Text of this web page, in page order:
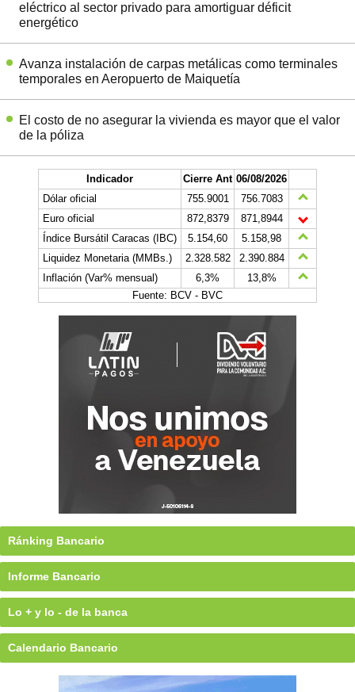
eléctrico al sector privado para amortiguar déficit
energético
Avanza instalación de carpas metálicas como terminales
temporales en Aeropuerto de Maiquetía
El costo de no asegurar la vivienda es mayor que el valor
de la póliza
Indicador Cierre Ant 06/08/2026
Dólar oficial
755.9001
756.7083
Euro oficial
872,8379
871,8944
Índice Bursátil Caracas (IBC)
5.154,60
5.158,98
Liquidez Monetaria (MMBs.)
2.328.582
2.390.884
Inflación (Var% mensual)
6,3%
13,8%
Fuente: BCV - BVC
Ránking Bancario
Informe Bancario
Lo + y lo - de la banca
Calendario Bancario